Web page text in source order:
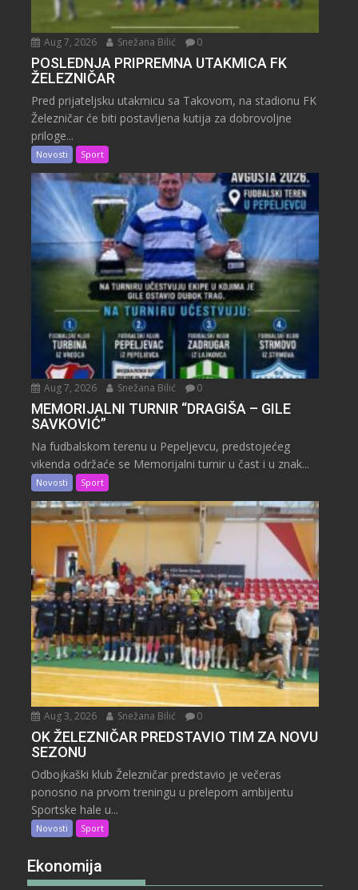
Aug 7, 2026 Snežana Bilić 0
POSLEDNJA PRIPREMNA UTAKMICA FK
ŽELEZNIČAR
Pred prijateljsku utakmicu sa Takovom, na stadionu FK
Železničar će biti postavljena kutija za dobrovoljne
priloge...
Novosti Sport
Aug 7, 2026 Snežana Bilić 0
MEMORIJALNI TURNIR “DRAGIŠA – GILE
SAVKOVIĆ”
Na fudbalskom terenu u Pepeljevcu, predstojećeg
vikenda održaće se Memorijalni turnir u čast i u znak...
Novosti Sport
Aug 3, 2026 Snežana Bilić 0
OK ŽELEZNIČAR PREDSTAVIO TIM ZA NOVU
SEZONU
Odbojkaški klub Železničar predstavio je večeras
ponosno na prvom treningu u prelepom ambijentu
Sportske hale u...
Novosti Sport
Ekonomija